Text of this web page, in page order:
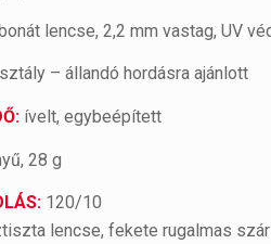
lencse, 2,2 mm vastag, UV
– állandó hordásra ajánlott
ívelt, egybeépített
28 g
120/10
lencse, fekete rugalmas